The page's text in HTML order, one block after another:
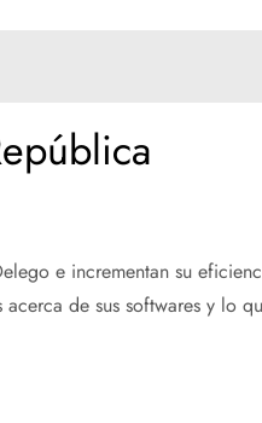
e incrementan su
de sus softwares y lo